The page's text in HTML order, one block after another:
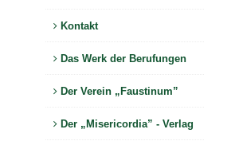
Kontakt
Das Werk der Berufungen
Der Verein „Faustinum”
Der „Misericordia” - Verlag